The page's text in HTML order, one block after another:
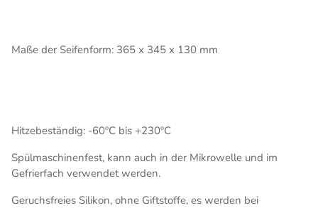
Maße der Seifenform: 365 x 345 x 130 mm
Hitzebeständig: -60ºC bis +230ºC
Spülmaschinenfest, kann auch in der Mikrowelle und im
Gefrierfach verwendet werden.
Geruchsfreies Silikon, ohne Giftstoffe, es werden bei